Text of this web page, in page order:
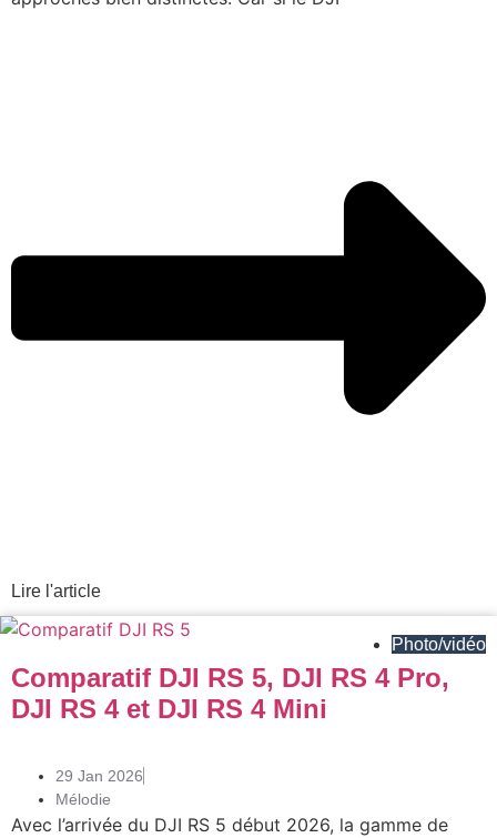
Lire l'article
Photo/vidéo
Comparatif DJI RS 5, DJI RS 4 Pro,
DJI RS 4 et DJI RS 4 Mini
29 Jan 2026
Mélodie
Avec l’arrivée du DJI RS 5 début 2026, la gamme de